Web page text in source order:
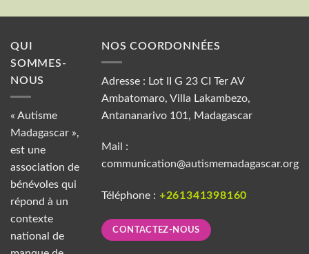
QUI
SOMMES-
NOUS
« Autisme
Madagascar »,
est une
association de
bénévoles qui
répond à un
contexte
national de
NOS COORDONNÉES
Adresse : Lot II G 23 CI Ter AV
Ambatomaro, Villa Lakambezo,
Antananarivo 101, Madagascar
Mail :
communication@autismemadagascar.org
Téléphone : +261341398160
CONTACTEZ-NOUS